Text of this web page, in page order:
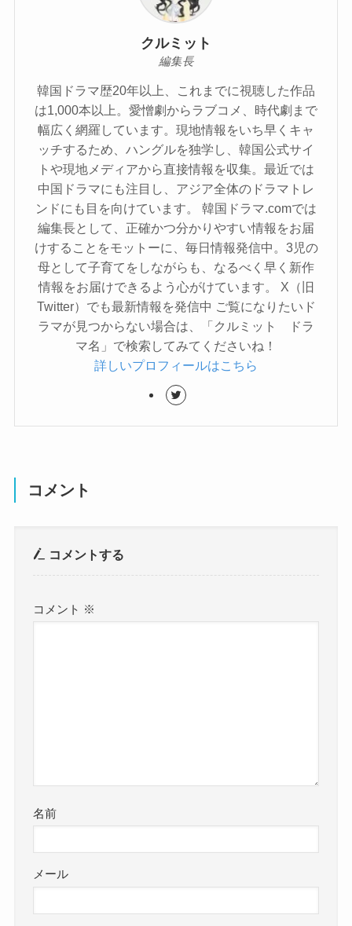
クルミット
編集長
韓国ドラマ歴20年以上、これまでに視聴した作品
は1,000本以上。愛憎劇からラブコメ、時代劇まで
幅広く網羅しています。現地情報をいち早くキャ
ッチするため、ハングルを独学し、韓国公式サイ
トや現地メディアから直接情報を収集。最近では
中国ドラマにも注目し、アジア全体のドラマトレ
ンドにも目を向けています。 韓国ドラマ.comでは
編集長として、正確かつ分かりやすい情報をお届
けすることをモットーに、毎日情報発信中。3児の
母として子育てをしながらも、なるべく早く新作
情報をお届けできるよう心がけています。 X（旧
Twitter）でも最新情報を発信中 ご覧になりたいド
ラマが見つからない場合は、「クルミット ドラ
マ名」で検索してみてくださいね！
詳しいプロフィールはこちら
コメント
コメントする
コメント ※
名前
メール